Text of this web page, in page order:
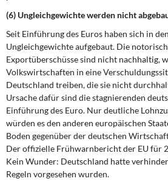
(6) Ungleichgewichte werden nicht
Seit Einführung des Euros haben sich in
Ungleichgewichte aufgebaut. Die
Exportüberschüsse sind nicht nachhaltig,
Volkswirtschaften in eine
Deutschland treiben, die sie nicht
Ursache dafür sind die stagnierenden
Einführung des Euro. Nur deutliche
würden es den anderen europäischen
Boden gegenüber der deutschen
Der offizielle Frühwarnbericht der EU für
Kein Wunder: Deutschland hatte
Regeln vorgesehen wurden.